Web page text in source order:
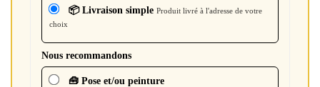
📦 Livraison simple Produit livré à l'adresse de votre
choix
Nous recommandons
🧰 Pose et/ou peinture